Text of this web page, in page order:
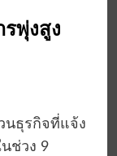
พุ่งสูง
นธุรกิจที่แจ้ง
ช่วง 9